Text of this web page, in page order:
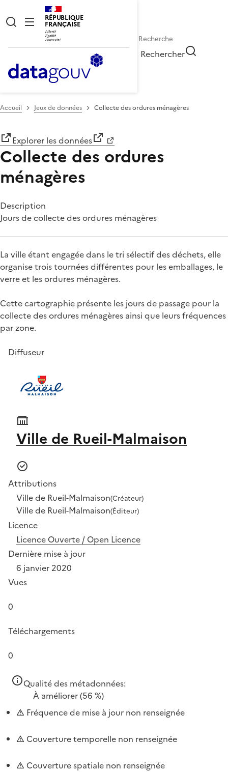
RÉPUBLIQUE
FRANÇAISE
Rechercher
Accueil Jeux de données Collecte des ordures ménagères
Explorer les données
Collecte des ordures
ménagères
Description
Jours de collecte des ordures ménagères
La ville étant engagée dans le tri sélectif des déchets, elle
organise trois tournées différentes pour les emballages, le
verre et les ordures ménagères.
Cette cartographie présente les jours de passage pour la
collecte des ordures ménagères ainsi que leurs fréquences
par zone.
Diffuseur
Ville de Rueil-Malmaison
Attributions
Ville de Rueil-Malmaison(Créateur)
Ville de Rueil-Malmaison(Éditeur)
Licence
Licence Ouverte / Open Licence
Dernière mise à jour
6 janvier 2020
Vues
0
Téléchargements
0
Qualité des métadonnées:
À améliorer(56 %)
Fréquence de mise à jour non renseignée
Couverture temporelle non renseignée
Couverture spatiale non renseignée